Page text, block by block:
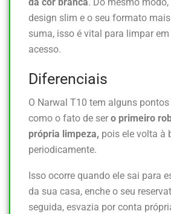
design slim e o seu formato
suma, isso é vital para limpar
acesso.
Diferenciais
O Narwal T10 tem alguns
como o fato de ser o primeiro
própria limpeza, pois ele volta à
periodicamente.
Isso ocorre quando ele sai para
da sua casa, enche o seu
seguida, esvazia por conta